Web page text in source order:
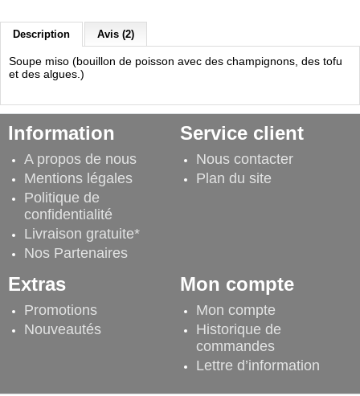
Description Avis (2)
Soupe miso (bouillon de poisson avec des champignons, des tofu
et des algues.)
Information
A propos de nous
Mentions légales
Politique de
confidentialité
Livraison gratuite*
Nos Partenaires
Service client
Nous contacter
Plan du site
Extras
Promotions
Nouveautés
Mon compte
Mon compte
Historique de
commandes
Lettre d’information